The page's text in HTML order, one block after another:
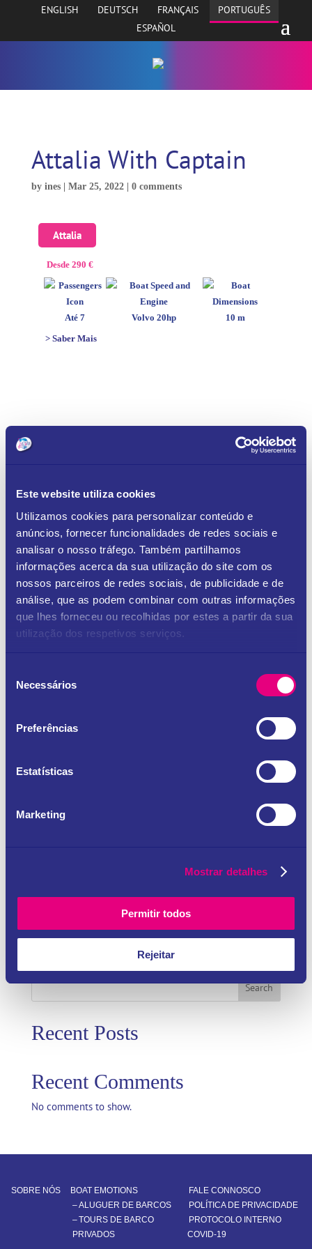
Este website utiliza cookies
Utilizamos cookies para personalizar conteúdo e
anúncios, fornecer funcionalidades de redes sociais e
analisar o nosso tráfego. Também partilhamos
informações acerca da sua utilização do site com os
nossos parceiros de redes sociais, de publicidade e de
análise, que as podem combinar com outras informações
que lhes forneceu ou recolhidas por estes a partir da sua
utilização dos respetivos serviços.
Necessários
Preferências
Estatísticas
Marketing
Mostrar detalhes
Permitir todos
Rejeitar
ENGLISH DEUTSCH FRANÇAIS
PORTUGUÊS
ESPAÑOL
Attalia With Captain
by ines| Mar 25, 2022| 0 comments
Attalia
Desde 290 €
Até 7 Volvo 20hp
10 m
> Saber Mais
Submit a Comment
fields are marked *
Comment*
Website
Search
Recent Posts
Recent Comments
No comments to show.
SOBRE NÓS
BOAT EMOTIONS
–ALUGUER DE BARCOS
–TOURS DE BARCO
PRIVADOS
FALE CONNOSCO
POLÍTICA DE PRIVACIDADE
PROTOCOLO INTERNO
COVID-19